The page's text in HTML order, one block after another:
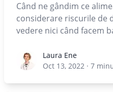
Când ne gândim ce
considerare riscurile de
vedere nici când facem
Laura EneLaura Ene
Oct 13, 2022 · 7